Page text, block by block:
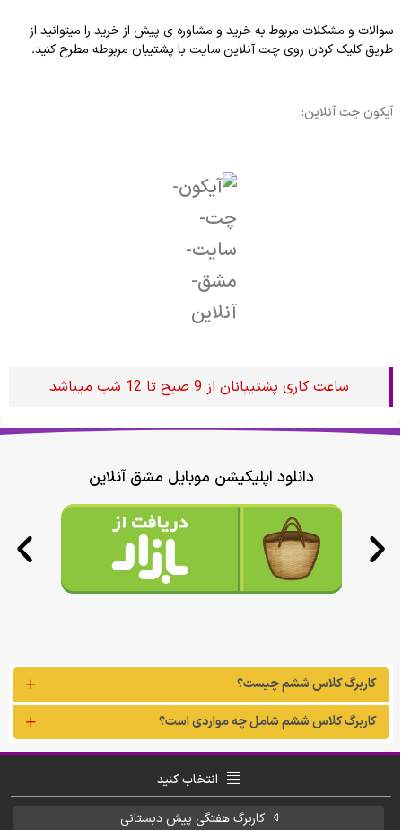
سوالات و مشکلات مربوط به خرید و مشاوره ی پیش از خرید را میتوانید از
طریق کلیک کردن روی چت آنلاین سایت با پشتیبان مربوطه مطرح کنید.
آیکون چت آنلاین:
ساعت کاری پشتیبانان از 9 صبح تا 12 شب میباشد
دانلود اپلیکیشن موبایل مشق آنلاین
کاربرگ کلاس ششم چیست؟
کاربرگ کلاس ششم شامل چه مواردی است؟
انتخاب کنید
کاربرگ هفتگی پیش دبستانی